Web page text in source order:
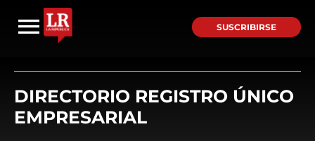
SUSCRIBIRSE
DIRECTORIO REGISTRO ÚNICO
EMPRESARIAL